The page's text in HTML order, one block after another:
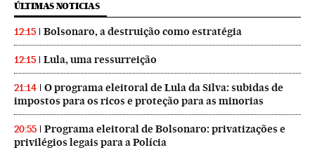
ÚLTIMAS NOTICIAS
12:15 Bolsonaro, a destruição como estratégia
12:15 Lula, uma ressurreição
21:14
O programa eleitoral de Lula da Silva: subidas de
impostos para os ricos e proteção para as minorias
20:55
Programa eleitoral de Bolsonaro: privatizações e
privilégios legais para a Polícia